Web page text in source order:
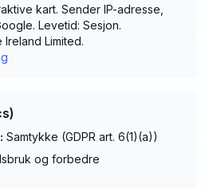
kart. Sender IP-adresse,
Levetid: Sesjon.
Limited.
Samtykke (GDPR art. 6(1)(a))
og forbedre